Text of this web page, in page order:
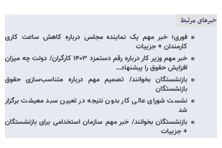
خبرهای مرتبط
فوری؛ خبر مهم یک نماینده مجلس درباره کاهش ساعت کاری
کارمندان + جزییات
خبر مهم وزیر کار درباره رقم دستمزد ۱۴۰۳ کارگران/ دولت چه میزان
افزایش حقوق را پیشنهاد…
بازنشستگان بخوانند/ تصمیم مهم درباره متناسب‌سازی حقوق
بازنشستگان
نشست شورای عالی کار بدون نتیجه در تعیین سبد معیشت برگزار
شد
بازنشستگان بخوانند/ خبر مهم سازمان استخدامی برای بازنشستگان
+ جزییات